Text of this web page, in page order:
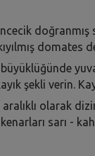
domates
şekli verin.
olarak
sarı -